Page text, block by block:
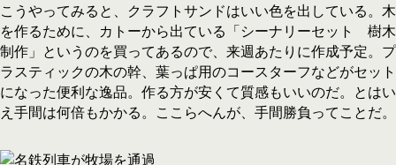
こうやってみると、クラフトサンドはいい色を出している。木
を作るために、カトーから出ている「シーナリーセット 樹木
制作」というのを買ってあるので、来週あたりに作成予定。プ
ラスティックの木の幹、葉っぱ用のコースターフなどがセット
になった便利な逸品。作る方が安くて質感もいいのだ。とはい
え手間は何倍もかかる。ここらへんが、手間勝負ってことだ。